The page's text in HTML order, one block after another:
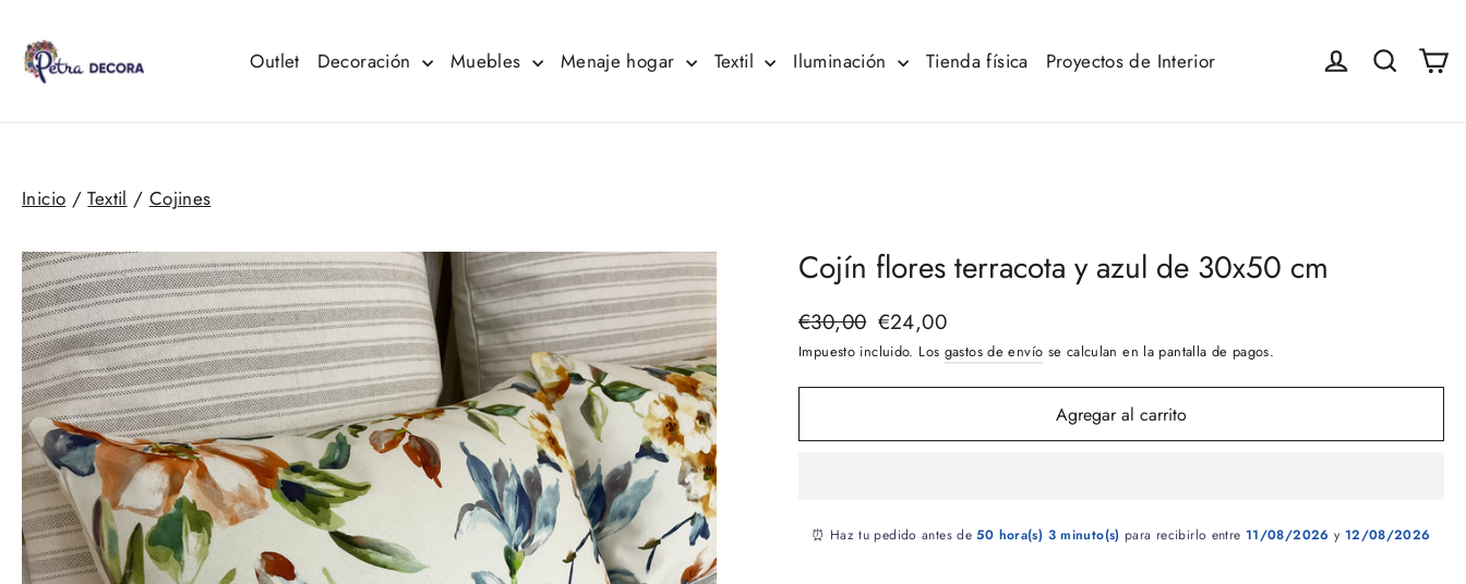
contenido Outlet Decoración Muebles Menaje hogar Textil Iluminación Tienda física Proyectos de Interior Iniciar sesión
Buscar
Inicio / Textil / Cojines
Cojín flores terracota y azul de 30x50 cm
Precio
habitual
€30,00 Precio
de
oferta
€24,00
Impuesto incluido. Los gastos de envío se calculan en la pantalla de pagos.
Agregar al carrito
⏰ Haz tu pedido antes de50 hora(s) 3 minuto(s) para recibirlo entre 11/08/2026 y 12/08/2026